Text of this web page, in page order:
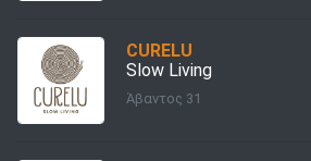
CURELU
Slow Living
Άβαντος 31